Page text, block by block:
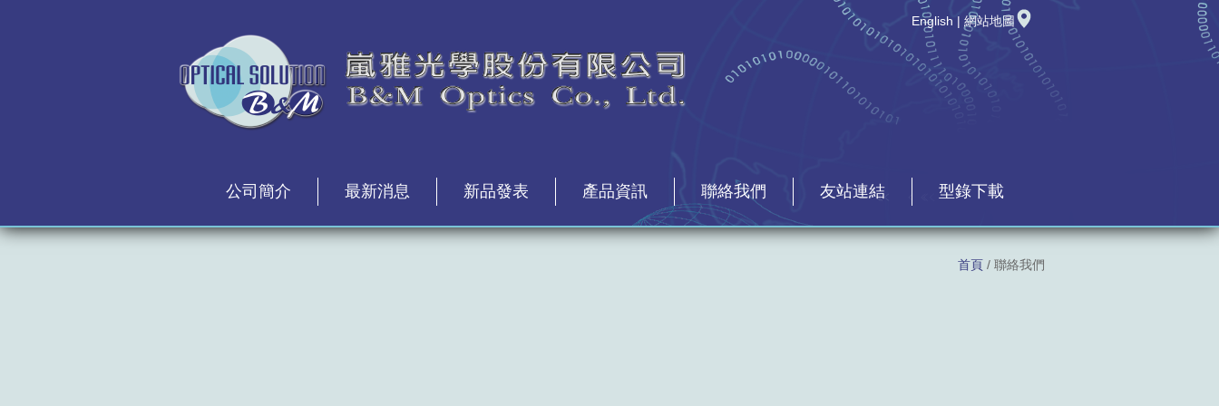
English | 網站地圖
公司簡介 最新消息 新品發表 產品資訊 聯絡我們 友站連結 型錄下載
首頁 / 聯絡我們